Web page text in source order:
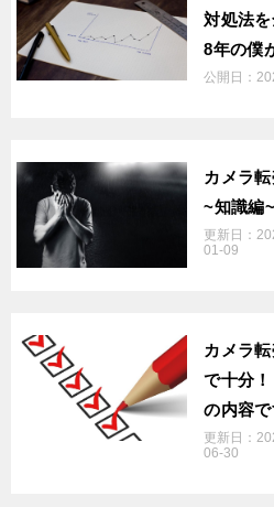
対処法
8年の僕
公開日：
カメラ
~知識編~
更新日：
01-09
カメラ
で十分
の内容で
更新日：
06-30